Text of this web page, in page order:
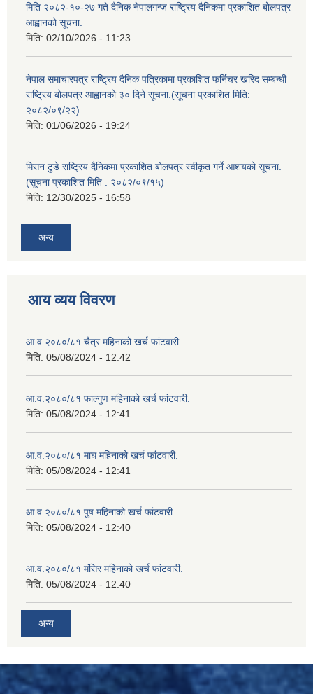
मिति २०८२-१०-२७ गते दैनिक नेपालगन्ज राष्ट्रिय दैनिकमा प्रकाशित बोलपत्र
आह्वानको सूचना.
मिति: 02/10/2026 - 11:23
नेपाल समाचारपत्र राष्ट्रिय दैनिक पत्रिकामा प्रकाशित फर्निचर खरिद सम्बन्धी
राष्ट्रिय बोलपत्र आह्वानको ३० दिने सूचना.(सूचना प्रकाशित मिति:
२०८२/०९/२२)
मिति: 01/06/2026 - 19:24
मिसन टुडे राष्ट्रिय दैनिकमा प्रकाशित बोलपत्र स्वीकृत गर्ने आशयको सूचना.
(सूचना प्रकाशित मिति : २०८२/०९/१५)
मिति: 12/30/2025 - 16:58
अन्य
आय व्यय विवरण
आ.व.२०८०/८१ चैत्र महिनाको खर्च फांटवारी.
मिति: 05/08/2024 - 12:42
आ.व.२०८०/८१ फाल्गुण महिनाको खर्च फांटवारी.
मिति: 05/08/2024 - 12:41
आ.व.२०८०/८१ माघ महिनाको खर्च फांटवारी.
मिति: 05/08/2024 - 12:41
आ.व.२०८०/८१ पुष महिनाको खर्च फांटवारी.
मिति: 05/08/2024 - 12:40
आ.व.२०८०/८१ मंसिर महिनाको खर्च फांटवारी.
मिति: 05/08/2024 - 12:40
अन्य